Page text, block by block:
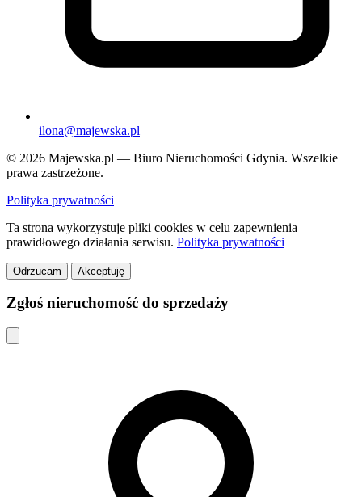
ilona@majewska.pl
© 2026 Majewska.pl — Biuro Nieruchomości Gdynia. Wszelkie
prawa zastrzeżone.
Polityka prywatności
Ta strona wykorzystuje pliki cookies w celu zapewnienia
prawidłowego działania serwisu. Polityka prywatności
Odrzucam Akceptuję
Zgłoś nieruchomość do sprzedaży